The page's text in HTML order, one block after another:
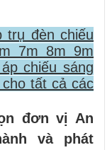
trụ đèn chiếu
7m 8m 9m
chiếu sáng
tất cả các
đơn vị An
và phát